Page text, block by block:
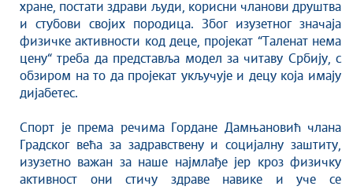
хране, постати здрави људи, корисни чланови друштва
и стубови својих породица. Због изузетног значаја
физичке активности код деце, пројекат “Таленат нема
цену“ треба да представља модел за читаву Србију, с
обзиром на то да пројекат укључује и децу која имају
дијабетес.
Спорт је према речима Гордане Дамњановић члана
Градског већа за задравствену и социјалну заштиту,
изузетно важан за наше најмлађе јер кроз физичку
активност они стичу здраве навике и уче се